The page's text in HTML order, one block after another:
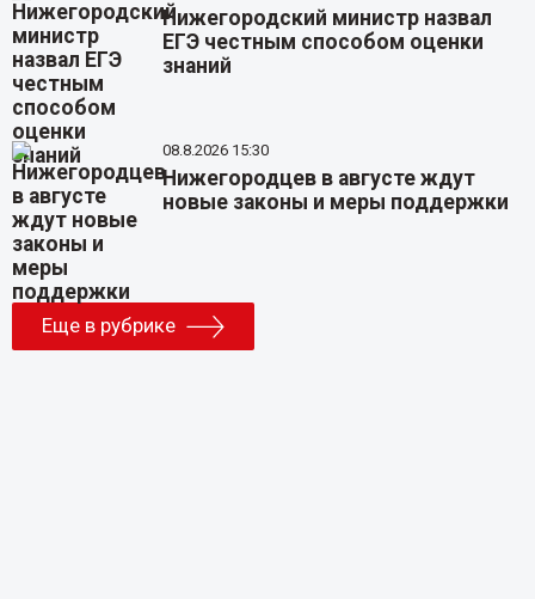
Нижегородский министр назвал
ЕГЭ честным способом оценки
знаний
08.8.2026 15:30
Нижегородцев в августе ждут
новые законы и меры поддержки
Еще в рубрике